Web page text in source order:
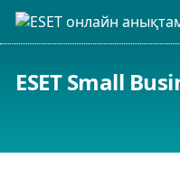
ESET Small